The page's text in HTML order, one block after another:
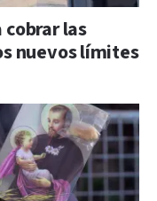
cobrar las
nuevos límites